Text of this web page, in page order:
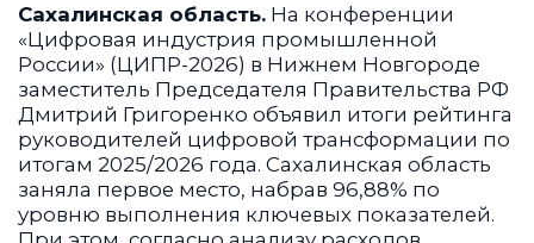
Сахалинская область. На конференции
«Цифровая индустрия промышленной
России» (ЦИПР-2026) в Нижнем Новгороде
заместитель Председателя Правительства РФ
Дмитрий Григоренко объявил итоги рейтинга
руководителей цифровой трансформации по
итогам 2025/2026 года. Сахалинская область
заняла первое место, набрав 96,88% по
уровню выполнения ключевых показателей.